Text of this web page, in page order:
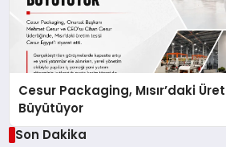
Cesur Packaging, Mısır’daki
Büyütüyor
Son Dakika